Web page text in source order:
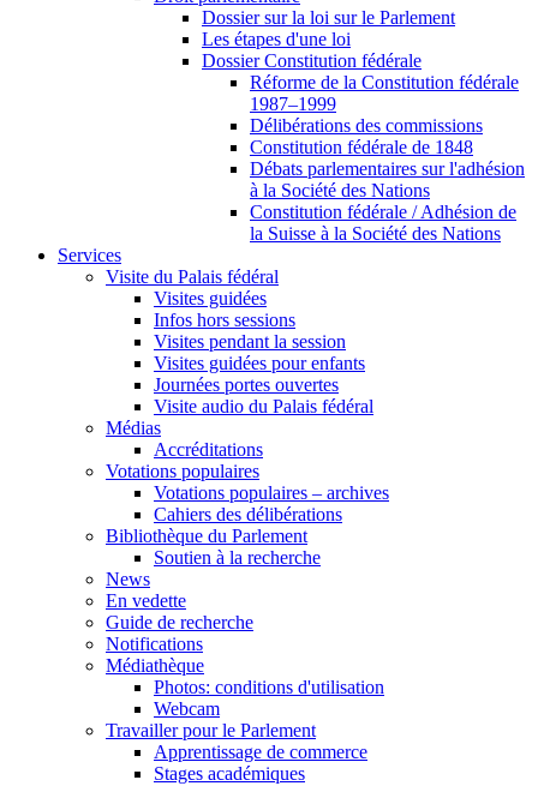
Dossier sur la loi sur le Parlement
Les étapes d'une loi
Dossier Constitution fédérale
Réforme de la Constitution fédérale
1987–1999
Délibérations des commissions
Constitution fédérale de 1848
Débats parlementaires sur l'adhésion
à la Société des Nations
Constitution fédérale / Adhésion de
la Suisse à la Société des Nations
Services
Visite du Palais fédéral
Visites guidées
Infos hors sessions
Visites pendant la session
Visites guidées pour enfants
Journées portes ouvertes
Visite audio du Palais fédéral
Médias
Accréditations
Votations populaires
Votations populaires – archives
Cahiers des délibérations
Bibliothèque du Parlement
Soutien à la recherche
News
En vedette
Guide de recherche
Notifications
Médiathèque
Photos: conditions d'utilisation
Webcam
Travailler pour le Parlement
Apprentissage de commerce
Stages académiques